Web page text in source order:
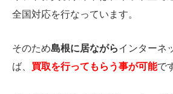
全国対応を行なっています。
そのため島根に居ながらインターネ
ば、 買取を行ってもらう事が可能で